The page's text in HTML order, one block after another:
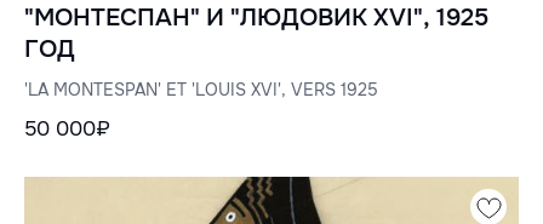
"МОНТЕСПАН" И "ЛЮДОВИК XVI", 1925
ГОД
'LA MONTESPAN' ET 'LOUIS XVI', VERS 1925
50 000₽